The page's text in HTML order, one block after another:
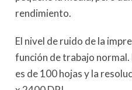
rendimiento.
El nivel de ruido de la
función de trabajo normal.
es de 100 hojas y la